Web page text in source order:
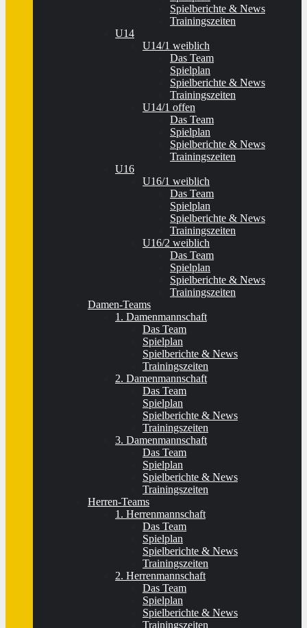
Spielberichte & News
Trainingszeiten
U14
U14/1 weiblich
Das Team
Spielplan
Spielberichte & News
Trainingszeiten
U14/1 offen
Das Team
Spielplan
Spielberichte & News
Trainingszeiten
U16
U16/1 weiblich
Das Team
Spielplan
Spielberichte & News
Trainingszeiten
U16/2 weiblich
Das Team
Spielplan
Spielberichte & News
Trainingszeiten
Damen-Teams
1. Damenmannschaft
Das Team
Spielplan
Spielberichte & News
Trainingszeiten
2. Damenmannschaft
Das Team
Spielplan
Spielberichte & News
Trainingszeiten
3. Damenmannschaft
Das Team
Spielplan
Spielberichte & News
Trainingszeiten
Herren-Teams
1. Herrenmannschaft
Das Team
Spielplan
Spielberichte & News
Trainingszeiten
2. Herrenmannschaft
Das Team
Spielplan
Spielberichte & News
Trainingszeiten